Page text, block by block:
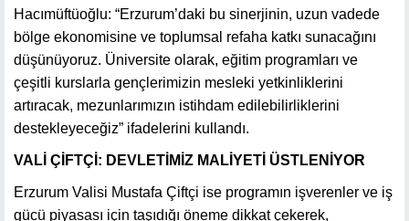
Hacımüftüoğlu: “Erzurum’daki bu sinerjinin, uzun vadede
bölge ekonomisine ve toplumsal refaha katkı sunacağını
düşünüyoruz. Üniversite olarak, eğitim programları ve
çeşitli kurslarla gençlerimizin mesleki yetkinliklerini
artıracak, mezunlarımızın istihdam edilebilirliklerini
destekleyeceğiz” ifadelerini kullandı.
VALİ ÇİFTÇİ: DEVLETİMİZ MALİYETİ ÜSTLENİYOR
Erzurum Valisi Mustafa Çiftçi ise programın işverenler ve iş
gücü piyasası için taşıdığı öneme dikkat çekerek,